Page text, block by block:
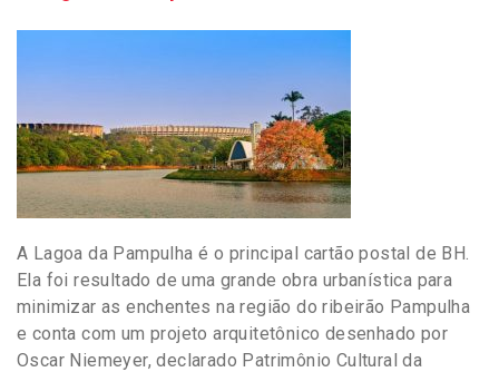
A Lagoa da Pampulha é o principal cartão postal de BH.
Ela foi resultado de uma grande obra urbanística para
minimizar as enchentes na região do ribeirão Pampulha
e conta com um projeto arquitetônico desenhado por
Oscar Niemeyer, declarado Patrimônio Cultural da